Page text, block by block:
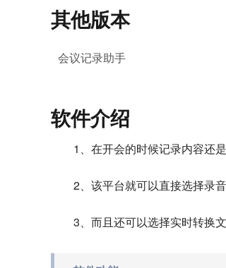
其他版本
会议记录助手
软件介绍
1、在开会的时候记录内容还
2、该平台就可以直接选择录
3、而且还可以选择实时转换